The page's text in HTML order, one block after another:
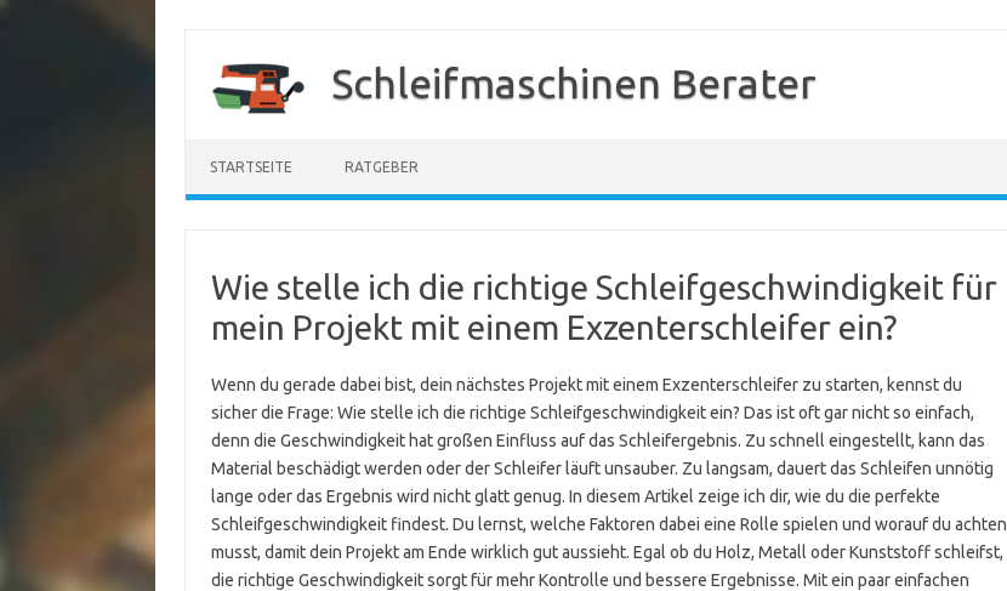
springen
Schleifmaschinen Berater
STARTSEITE RATGEBER
Wie stelle ich die richtige Schleifgeschwindigkeit für
mein Projekt mit einem Exzenterschleifer ein?
Wenn du gerade dabei bist, dein nächstes Projekt mit einem Exzenterschleifer zu starten, kennst du
sicher die Frage: Wie stelle ich die richtige Schleifgeschwindigkeit ein? Das ist oft gar nicht so einfach,
denn die Geschwindigkeit hat großen Einfluss auf das Schleifergebnis. Zu schnell eingestellt, kann das
Material beschädigt werden oder der Schleifer läuft unsauber. Zu langsam, dauert das Schleifen unnötig
lange oder das Ergebnis wird nicht glatt genug. In diesem Artikel zeige ich dir, wie du die perfekte
Schleifgeschwindigkeit findest. Du lernst, welche Faktoren dabei eine Rolle spielen und worauf du achten
musst, damit dein Projekt am Ende wirklich gut aussieht. Egal ob du Holz, Metall oder Kunststoff schleifst,
die richtige Geschwindigkeit sorgt für mehr Kontrolle und bessere Ergebnisse. Mit ein paar einfachen